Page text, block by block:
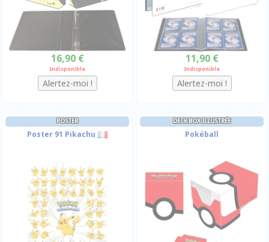
16,90 €
Indisponible
11,90 €
Indisponible
POSTER
Poster 91 Pikachu
DECK BOX ILLUSTRÉE
Pokéball